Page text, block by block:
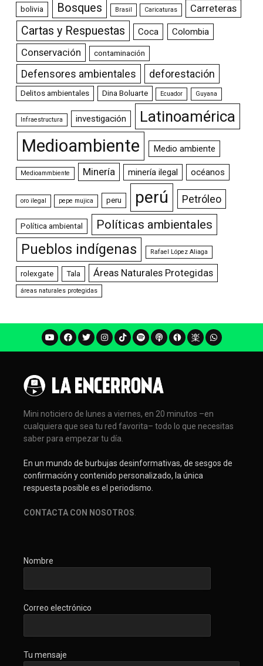
bolivia Bosques Brasil Caricaturas Carreteras
Cartas y Respuestas Coca Colombia
Conservación contaminación
Defensores ambientales deforestación
Delitos ambientales Dina Boluarte Ecuador Guyana
Infraestructura investigación Latinoamérica
Medioambiente Medio ambiente
Medioammbiente Minería minería ilegal océanos
oro ilegal pepe mujica peru perú Petróleo
Política ambiental Políticas ambientales
Pueblos indígenas Rafael López Aliaga
rolexgate Tala Áreas Naturales Protegidas
áreas naturales protegidas
Mini noticiero de lunes a viernes, en 20 minutos –en
cualquiera que sea tu red favorita– todo lo que necesitas
saber para empezar tu día.
En un mundo de burbujas desinformativas, de sesgos de
confirmación y contenido personalizado, la única
respuesta posible es el periodismo.
CONTACTA CON NOSOTROS.
Nombre
Correo electrónico
Tu mensaje